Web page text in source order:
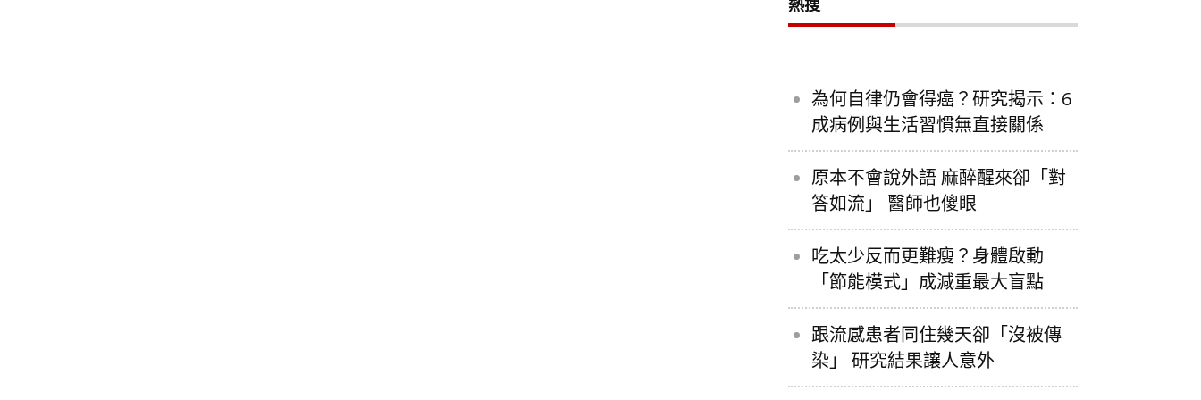
熱搜
為何自律仍會得癌？研究揭示：6
成病例與生活習慣無直接關係
原本不會說外語 麻醉醒來卻「對
答如流」 醫師也傻眼
吃太少反而更難瘦？身體啟動
「節能模式」成減重最大盲點
跟流感患者同住幾天卻「沒被傳
染」 研究結果讓人意外